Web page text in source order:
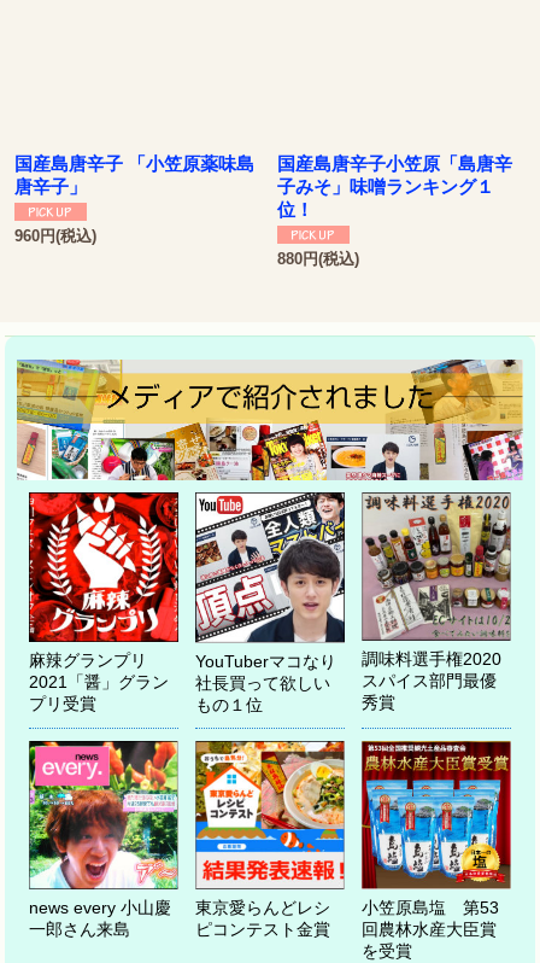
国産島唐辛子 「小笠原薬味島
唐辛子」
960円(税込)
国産島唐辛子小笠原「島唐辛
子みそ」味噌ランキング１
位！
880円(税込)
麻辣グランプリ
2021「醤」グラン
プリ受賞
YouTuberマコなり
社長買って欲しい
もの１位
調味料選手権2020
スパイス部門最優
秀賞
news every 小山慶
一郎さん来島
東京愛らんどレシ
ピコンテスト金賞
小笠原島塩 第53
回農林水産大臣賞
を受賞